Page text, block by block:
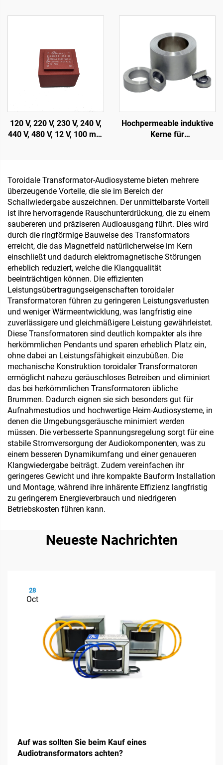
Leiterplatten-
Toroidtransformator
Leiterplatten-
12 V Transformator für
Verstärker
120 V, 220 V, 230 V, 240 V,
440 V, 480 V, 12 V, 100 mA,
Hochpermeable induktive
Kerne für
für 110 V Eingang und 380
V Ausgang
Toroidale Transformator-Audiosysteme bieten mehrere
überzeugende Vorteile, die sie im Bereich der
Schallwiedergabe auszeichnen. Der unmittelbarste Vorteil
ist ihre hervorragende Rauschunterdrückung, die zu einem
saubereren und präziseren Audioausgang führt. Dies wird
durch die ringförmige Bauweise des Transformators
erreicht, die das Magnetfeld natürlicherweise im Kern
einschließt und dadurch elektromagnetische Störungen
erheblich reduziert, welche die Klangqualität
beeinträchtigen können. Die effizienten
Leistungsübertragungseigenschaften toroidaler
Transformatoren führen zu geringeren Leistungsverlusten
und weniger Wärmeentwicklung, was langfristig eine
zuverlässigere und gleichmäßigere Leistung gewährleistet.
Diese Transformatoren sind deutlich kompakter als ihre
herkömmlichen Pendants und sparen erheblich Platz ein,
ohne dabei an Leistungsfähigkeit einzubüßen. Die
mechanische Konstruktion toroidaler Transformatoren
ermöglicht nahezu geräuschloses Betreiben und eliminiert
das bei herkömmlichen Transformatoren übliche
Brummen. Dadurch eignen sie sich besonders gut für
Aufnahmestudios und hochwertige Heim-Audiosysteme, in
denen die Umgebungsgeräusche minimiert werden
müssen. Die verbesserte Spannungsregelung sorgt für eine
stabile Stromversorgung der Audiokomponenten, was zu
einem besseren Dynamikumfang und einer genaueren
Klangwiedergabe beiträgt. Zudem vereinfachen ihr
geringeres Gewicht und ihre kompakte Bauform Installation
und Montage, während ihre inhärente Effizienz langfristig
zu geringerem Energieverbrauch und niedrigeren
Betriebskosten führen kann.
Neueste Nachrichten
28
Oct
Auf was sollten Sie beim Kauf eines
Audiotransformators achten?